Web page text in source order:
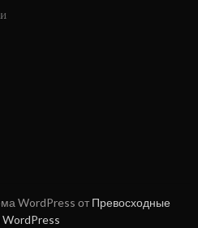
WordPress от Превосходные